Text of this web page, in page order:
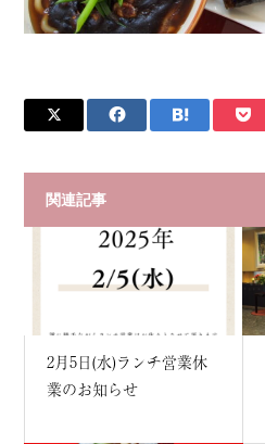
関連記事
2月5日(水)ランチ営業休
業のお知らせ